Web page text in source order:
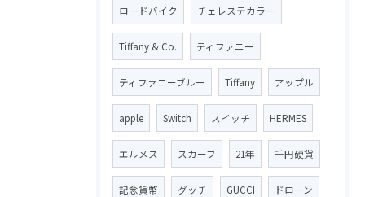
ロードバイク チェレステカラー
Tiffany & Co. ティファニー
ティファニーブルー Tiffany アップル
apple Switch スイッチ HERMES
エルメス スカーフ 21年 千円硬貨
記念貨幣 グッチ GUCCI ドローン